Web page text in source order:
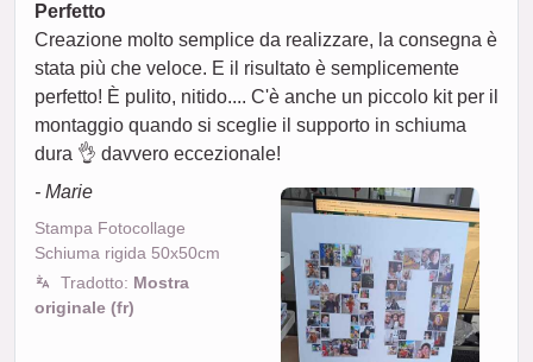
Perfetto
Creazione molto semplice da realizzare, la consegna è
stata più che veloce. E il risultato è semplicemente
perfetto! È pulito, nitido.... C'è anche un piccolo kit per il
montaggio quando si sceglie il supporto in schiuma
dura 👌 davvero eccezionale!
- Marie
Stampa Fotocollage
Schiuma rigida 50x50cm
Tradotto: Mostra
originale (fr)